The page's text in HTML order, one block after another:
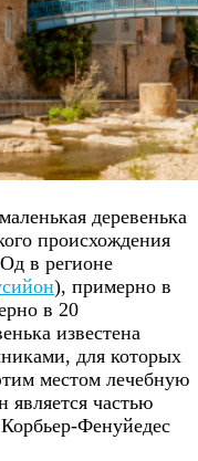
деревенька
происхождения
в регионе
), примерно в
в 20
известена
для которых
местом лечебную
частью
Фенуйедес